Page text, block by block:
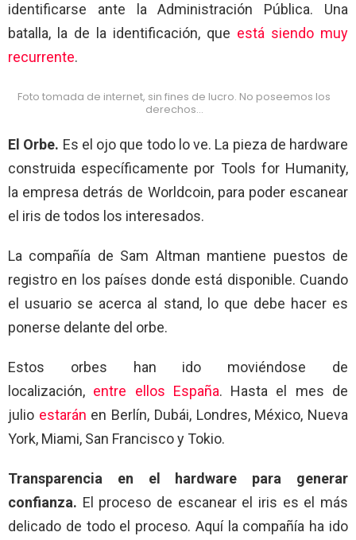
identificarse ante la Administración Pública. Una
batalla, la de la identificación, que está siendo muy
recurrente.
Foto tomada de internet, sin fines de lucro. No poseemos los
derechos…
El Orbe. Es el ojo que todo lo ve. La pieza de hardware
construida específicamente por Tools for Humanity,
la empresa detrás de Worldcoin, para poder escanear
el iris de todos los interesados.
La compañía de Sam Altman mantiene puestos de
registro en los países donde está disponible. Cuando
el usuario se acerca al stand, lo que debe hacer es
ponerse delante del orbe.
Estos orbes han ido moviéndose de
localización, entre ellos España. Hasta el mes de
julio estarán en Berlín, Dubái, Londres, México, Nueva
York, Miami, San Francisco y Tokio.
Transparencia en el hardware para generar
confianza. El proceso de escanear el iris es el más
delicado de todo el proceso. Aquí la compañía ha ido